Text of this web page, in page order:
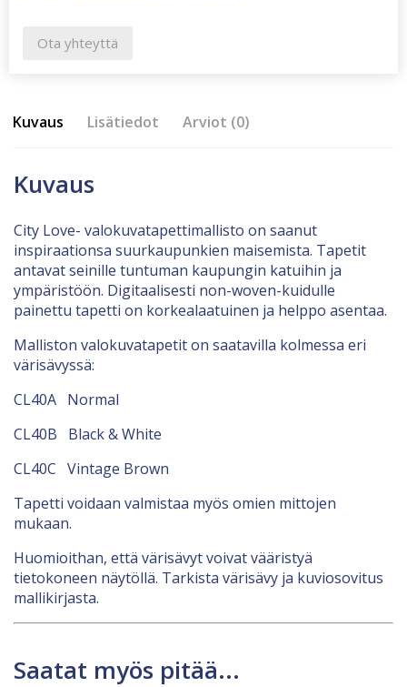
Ota yhteyttä
Kuvaus Lisätiedot Arviot (0)
Kuvaus
City Love- valokuvatapettimallisto on saanut
inspiraationsa suurkaupunkien maisemista. Tapetit
antavat seinille tuntuman kaupungin katuihin ja
ympäristöön. Digitaalisesti non-woven-kuidulle
painettu tapetti on korkealaatuinen ja helppo asentaa.
Malliston valokuvatapetit on saatavilla kolmessa eri
värisävyssä:
CL40A Normal
CL40B Black & White
CL40C Vintage Brown
Tapetti voidaan valmistaa myös omien mittojen
mukaan.
Huomioithan, että värisävyt voivat vääristyä
tietokoneen näytöllä. Tarkista värisävy ja kuviosovitus
mallikirjasta.
Saatat myös pitää...